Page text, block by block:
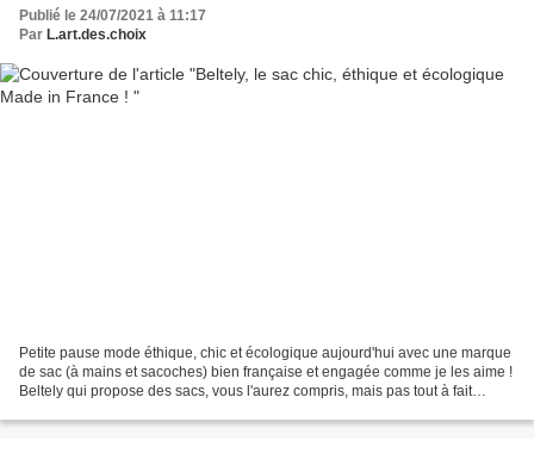
Publié le 24/07/2021 à 11:17
Par L.art.des.choix
Petite pause mode éthique, chic et écologique aujourd'hui avec une marque
de sac (à mains et sacoches) bien française et engagée comme je les aime !
Beltely qui propose des sacs, vous l'aurez compris, mais pas tout à fait